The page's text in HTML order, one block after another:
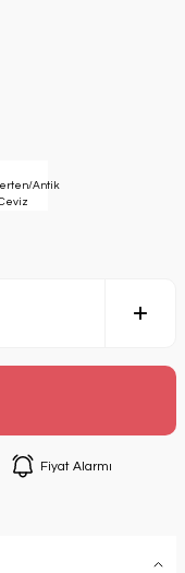
Fiyat Alarmı